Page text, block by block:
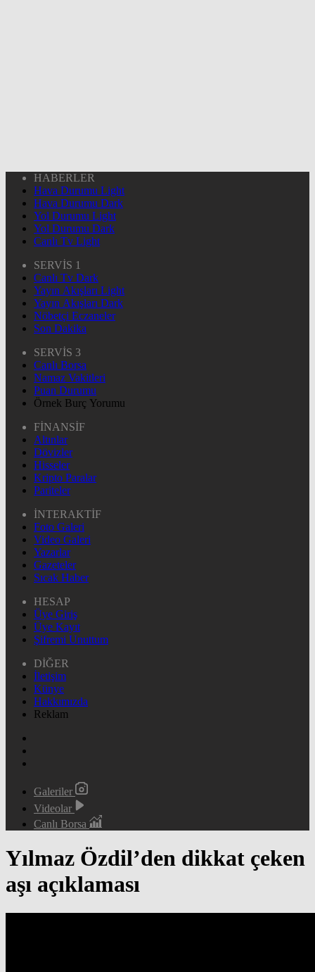
HABERLER
Hava Durumu Light
Hava Durumu Dark
Yol Durumu Light
Yol Durumu Dark
Canlı Tv Light
SERVİS 1
Canlı Tv Dark
Yayın Akışları Light
Yayın Akışları Dark
Nöbetçi Eczaneler
Son Dakika
SERVİS 3
Canlı Borsa
Namaz Vakitleri
Puan Durumu
Örnek Burç Yorumu
FİNANSİF
Altınlar
Dövizler
Hisseler
Kripto Paralar
Pariteler
İNTERAKTİF
Foto Galeri
Video Galeri
Yazarlar
Gazeteler
Sıcak Haber
HESAP
Üye Giriş
Üye Kayıt
Şifremi Unuttum
DİĞER
İletişim
Künye
Hakkımızda
Reklam
Galeriler
Videolar
Canlı Borsa
Yılmaz Özdil’den dikkat çeken
aşı açıklaması